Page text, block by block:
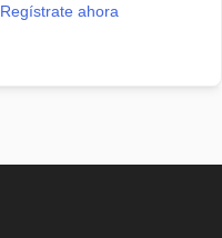
Regístrate ahora